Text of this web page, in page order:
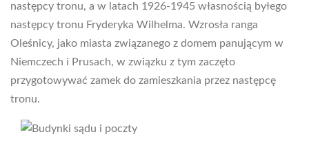
następcy tronu, a w latach 1926-1945 własnością byłego
następcy tronu Fryderyka Wilhelma. Wzrosła ranga
Oleśnicy, jako miasta związanego z domem panującym w
Niemczech i Prusach, w związku z tym zaczęto
przygotowywać zamek do zamieszkania przez następcę
tronu.